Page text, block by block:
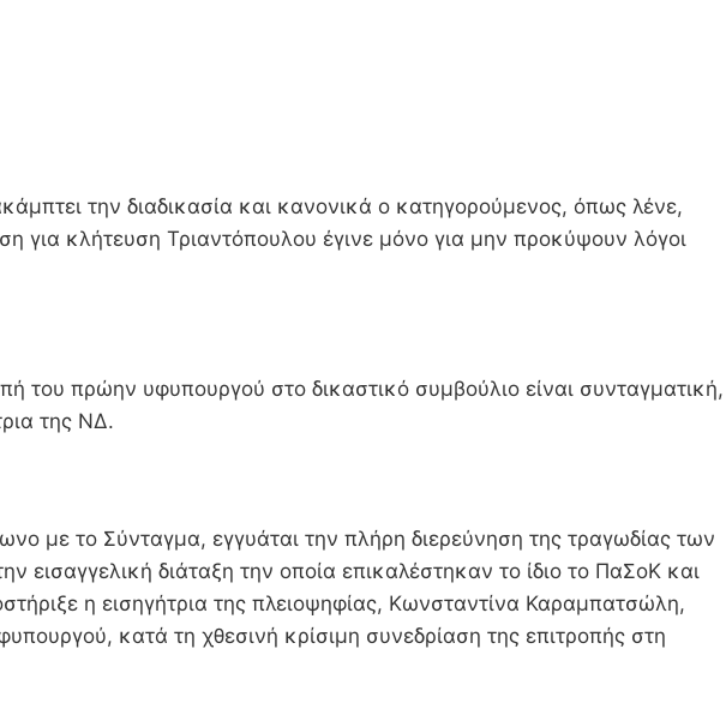
την διαδικασία και κανονικά ο κατηγορούμενος, όπως λένε,
για κλήτευση Τριαντόπουλου έγινε μόνο για μην προκύψουν λόγοι
πρώην υφυπουργού στο δικαστικό συμβούλιο είναι συνταγματική,
της ΝΔ.
με το Σύνταγμα, εγγυάται την πλήρη διερεύνηση της τραγωδίας των
εισαγγελική διάταξη την οποία επικαλέστηκαν το ίδιο το ΠαΣοΚ και
η εισηγήτρια της πλειοψηφίας, Κωνσταντίνα Καραμπατσώλη,
κατά τη χθεσινή κρίσιμη συνεδρίαση της επιτροπής στη